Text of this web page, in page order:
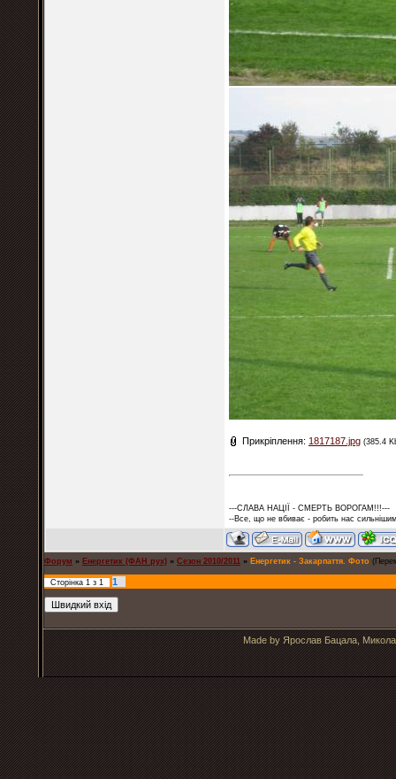
Прикріплення: 1817187.jpg (385.4
---СЛАВА НАЦІЇ - СМЕРТЬ ВОРОГАМ!!!---
--Все, що не вбиває - робить нас
Форум » Енергетик (ФАН рух) » Сезон 2010/2011 » Енергетик - Закарпаття. Фото
Сторінка 1 з 1 1
Made by Ярослав Бацала,